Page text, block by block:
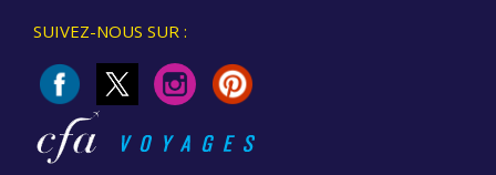
SUIVEZ-NOUS SUR :